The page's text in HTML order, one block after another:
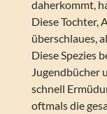
daherkommt,
Diese Tochter,
überschlaues,
Diese Spezies
Jugendbücher
schnell
oftmals die